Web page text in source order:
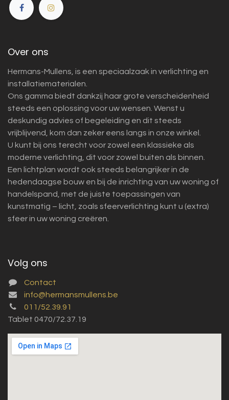
Over ons
Hermans-Mullens, is een speciaalzaak in verlichting en
installatiematerialen.
Ons gamma biedt dankzij haar grote verscheidenheid
steeds een oplossing voor uw wensen. Wenst u
deskundig advies of begeleiding en dit steeds
vrijblijvend, kom dan zeker eens langs in onze winkel.
U kunt bij ons terecht voor zowel een klassieke als
moderne verlichting, dit voor zowel buiten als binnen.
Een lichtplan wordt ook steeds belangrijker in de
hedendaagse bouw en bij de inrichting van uw woning of
handelspand, met de juiste toepassingen van
kunstmatig – licht, zoals sfeerverlichting kunt u (extra)
sfeer in uw woning creëren.
Volg ons
Contact
info@hermansmullens.be
011/52.39.91
Tablet 0470/72.37.19